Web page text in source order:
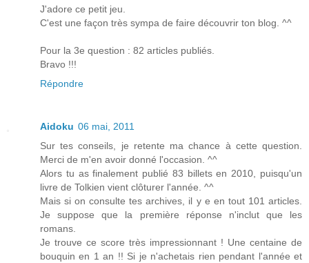
J'adore ce petit jeu.
C'est une façon très sympa de faire découvrir ton blog. ^^
Pour la 3e question : 82 articles publiés.
Bravo !!!
Répondre
Aidoku 06 mai, 2011
Sur tes conseils, je retente ma chance à cette question.
Merci de m'en avoir donné l'occasion. ^^
Alors tu as finalement publié 83 billets en 2010, puisqu'un
livre de Tolkien vient clôturer l'année. ^^
Mais si on consulte tes archives, il y e en tout 101 articles.
Je suppose que la première réponse n'inclut que les
romans.
Je trouve ce score très impressionnant ! Une centaine de
bouquin en 1 an !! Si je n'achetais rien pendant l'année et